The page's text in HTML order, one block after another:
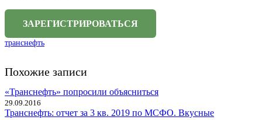
транснефть
Похожие записи
«Транснефть» попросили объясниться
29.09.2016
Транснефть: отчет за 3 кв. 2019 по МСФО. Вкусные